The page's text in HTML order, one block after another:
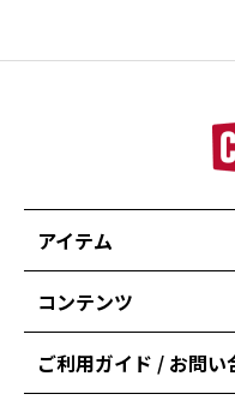
アイテム
コンテンツ
ご利用ガイド / お問い